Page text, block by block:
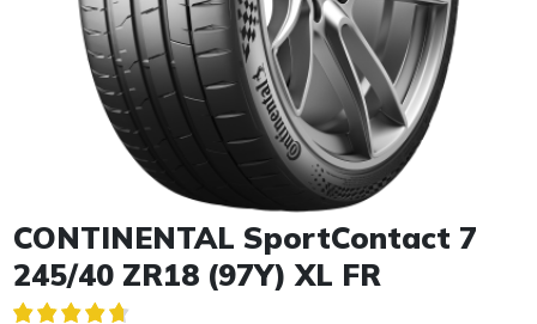
Item 1 of 1
CONTINENTAL SportContact 7
245/40 ZR18 (97Y) XL FR